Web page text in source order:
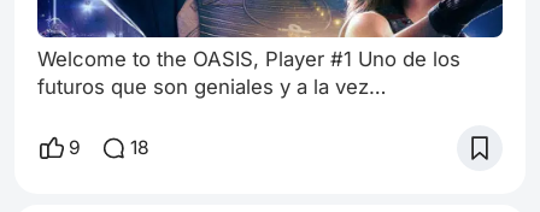
Welcome to the OASIS, Player #1 Uno de los
futuros que son geniales y a la vez
realidad es, sin duda alguna, el que vimos
9 18